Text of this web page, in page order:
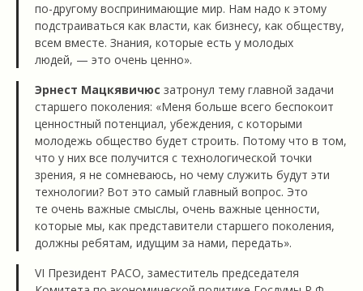
по-другому воспринимающие мир. Нам надо к этому
подстраиваться как власти, как бизнесу, как обществу,
всем вместе. Знания, которые есть у молодых
людей, — это очень ценно».
Эрнест Мацкявичюс затронул тему главной задачи
старшего поколения: «Меня больше всего беспокоит
ценностный потенциал, убеждения, с которыми
молодежь общество будет строить. Потому что в том,
что у них все получится с технологической точки
зрения, я не сомневаюсь, но чему служить будут эти
технологии? Вот это самый главный вопрос. Это
те очень важные смыслы, очень важные ценности,
которые мы, как представители старшего поколения,
должны ребятам, идущим за нами, передать».
VI Президент РАСО, заместитель председателя